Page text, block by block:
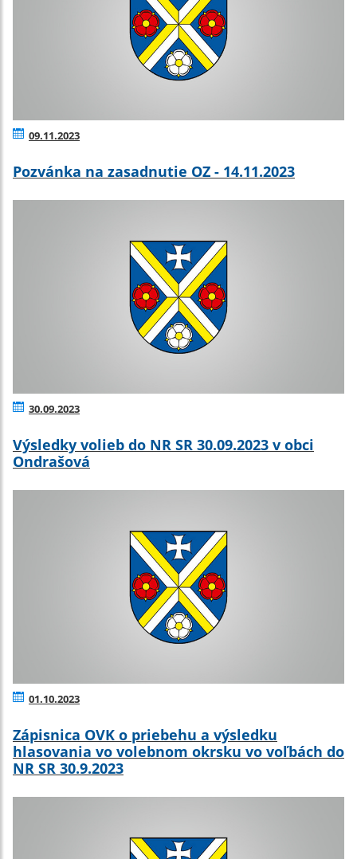
09.11.2023
Pozvánka na zasadnutie OZ - 14.11.2023
30.09.2023
Výsledky volieb do NR SR 30.09.2023 v obci
Ondrašová
01.10.2023
Zápisnica OVK o priebehu a výsledku
hlasovania vo volebnom okrsku vo voľbách do
NR SR 30.9.2023